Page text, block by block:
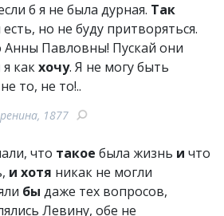
б я не была дурная. Так
есть, но не буду притворяться.
Анны Павловны! Пускай они
я какхочу. Я не могу быть
то, не то!..
1877
что такое была жизнь и что
и хотя никак не могли
бы даже тех вопросов,
Левину, обе не